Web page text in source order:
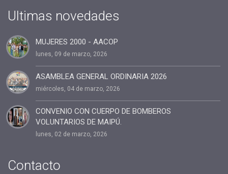
Ultimas novedades
MUJERES 2000 - AACOP
lunes, 09 de marzo, 2026
ASAMBLEA GENERAL ORDINARIA 2026
miércoles, 04 de marzo, 2026
CONVENIO CON CUERPO DE BOMBEROS
VOLUNTARIOS DE MAIPÚ.
lunes, 02 de marzo, 2026
Contacto